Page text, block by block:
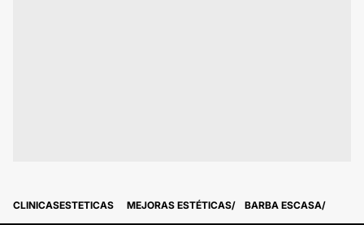
CLINICASESTETICAS MEJORAS ESTÉTICAS BARBA ESCASA